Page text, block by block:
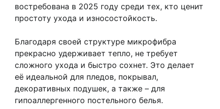
востребована в 2025 году среди тех, кто ценит
простоту ухода и износостойкость.
Благодаря своей структуре микрофибра
прекрасно удерживает тепло, не требует
сложного ухода и быстро сохнет. Это делает
её идеальной для пледов, покрывал,
декоративных подушек, а также – для
гипоаллергенного постельного белья.